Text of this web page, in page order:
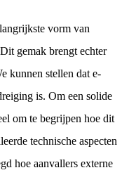
vorm van
gemak brengt echter
kunnen stellen dat e-
is. Om een solide
om te begrijpen hoe dit
technische aspecten
hoe aanvallers externe